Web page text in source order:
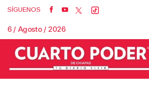
SÍGUENOS
6 / Agosto / 2026